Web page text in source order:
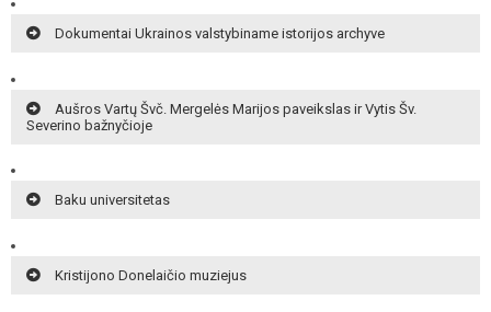
Dokumentai Ukrainos valstybiname istorijos archyve
Aušros Vartų Švč. Mergelės Marijos paveikslas ir Vytis Šv.
Severino bažnyčioje
Baku universitetas
Kristijono Donelaičio muziejus